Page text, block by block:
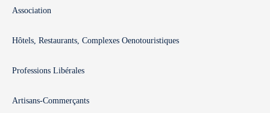
Association
Hôtels, Restaurants, Complexes Oenotouristiques
Professions Libérales
Artisans-Commerçants